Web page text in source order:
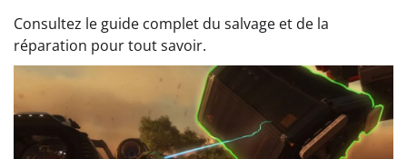
Consultez le guide complet du salvage et de la
réparation pour tout savoir.